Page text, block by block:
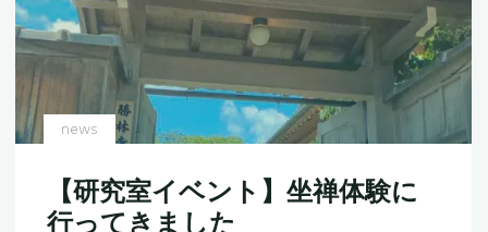
ま
し
れ
し
た"
news
【研究室イベント】坐禅体験に
行ってきました